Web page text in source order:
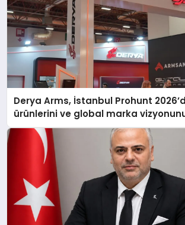
Derya Arms, İstanbul Prohunt
ürünlerini ve global marka